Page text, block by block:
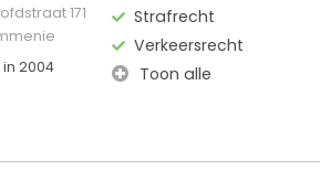
171
2004
Strafrecht
Verkeersrecht
Toon alle